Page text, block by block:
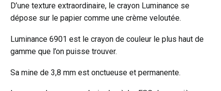
D’une texture extraordinaire, le crayon Luminance se
dépose sur le papier comme une crème veloutée.
Luminance 6901 est le crayon de couleur le plus haut de
gamme que l’on puisse trouver.
Sa mine de 3,8 mm est onctueuse et permanente.